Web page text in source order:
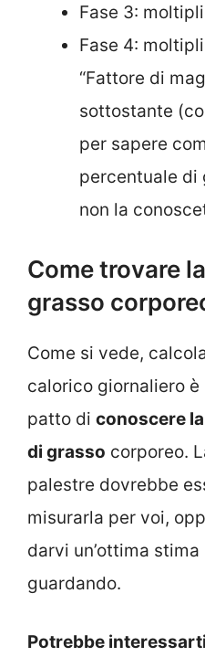
Fase 3:
Fase 4:
“Fattore di
sottostante
per sapere
percentuale di
non la
Come trovare
grasso
Come si vede,
calorico giornaliero
patto di conoscere
di grasso corporeo.
palestre dovrebbe
misurarla per voi,
darvi un’ottima
guardando.
Potrebbe